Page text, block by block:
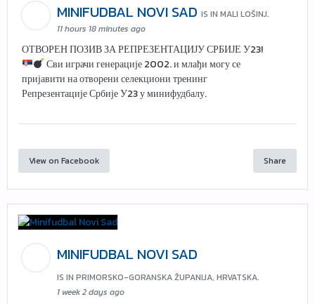
MINIFUDBAL NOVI SAD IS IN MALI LOŠINJ.
11 hours 18 minutes ago
ОТВОРЕН ПОЗИВ ЗА РЕПРЕЗЕНТАЦИЈУ СРБИЈЕ У23!
Сви играчи генерације 2002. и млађи могу се
пријавити на отворени селекциони тренинг
Репрезентације Србије У23 у минифудбалу.
View on Facebook Share
MINIFUDBAL NOVI SAD
IS IN PRIMORSKO-GORANSKA ŽUPANIJA, HRVATSKA.
1 week 2 days ago